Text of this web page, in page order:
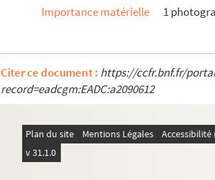
Importance matérielle
1
Citer ce document : https://ccfr.bnf.fr/
record=eadcgm:EADC:a2090612
Plan du site Mentions Légales
v 31.1.0